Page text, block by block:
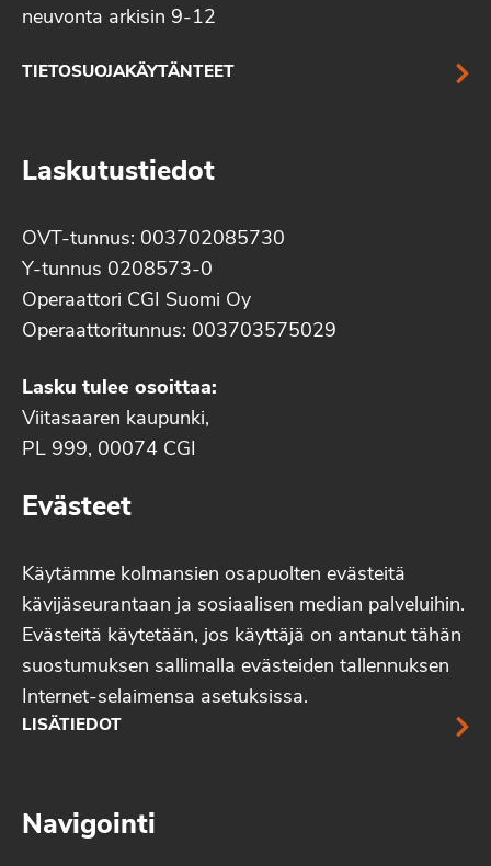
neuvonta arkisin 9-12
TIETOSUOJAKÄYTÄNTEET
Laskutustiedot
OVT-tunnus: 003702085730
Y-tunnus 0208573-0
Operaattori CGI Suomi Oy
Operaattoritunnus: 003703575029
Lasku tulee osoittaa:
Viitasaaren kaupunki,
PL 999, 00074 CGI
Evästeet
Käytämme kolmansien osapuolten evästeitä
kävijäseurantaan ja sosiaalisen median palveluihin.
Evästeitä käytetään, jos käyttäjä on antanut tähän
suostumuksen sallimalla evästeiden tallennuksen
Internet-selaimensa asetuksissa.
LISÄTIEDOT
Navigointi